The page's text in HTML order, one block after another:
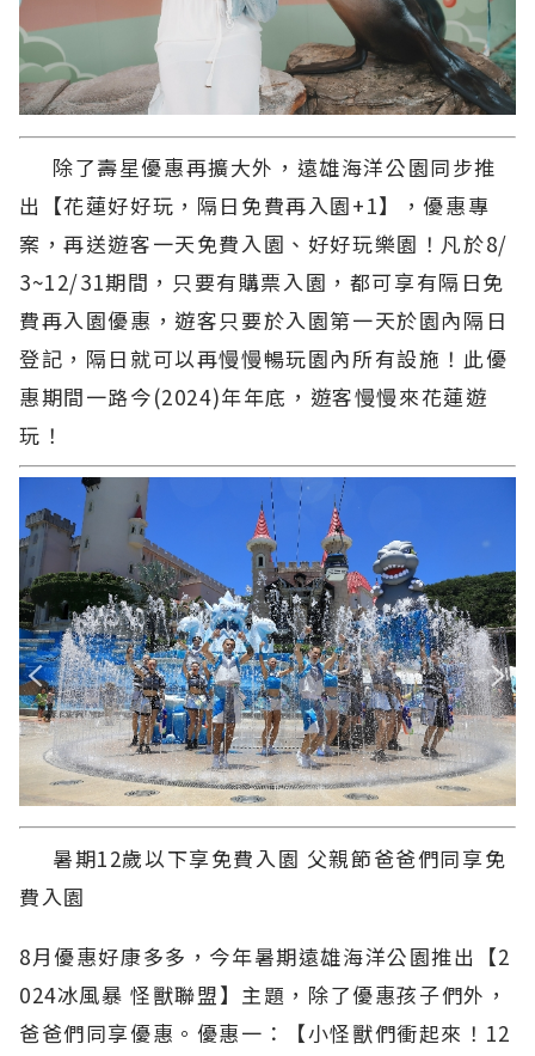
除了壽星優惠再擴大外，遠雄海洋公園同步推
出【花蓮好好玩，隔日免費再入園+1】，優惠專
案，再送遊客一天免費入園、好好玩樂園！凡於8/
3~12/31期間，只要有購票入園，都可享有隔日免
費再入園優惠，遊客只要於入園第一天於園內隔日
登記，隔日就可以再慢慢暢玩園內所有設施！此優
惠期間一路今(2024)年年底，遊客慢慢來花蓮遊
玩！
暑期12歲以下享免費入園 父親節爸爸們同享免
費入園
8月優惠好康多多，今年暑期遠雄海洋公園推出【2
024冰風暴 怪獸聯盟】主題，除了優惠孩子們外，
爸爸們同享優惠。優惠一：【小怪獸們衝起來！12